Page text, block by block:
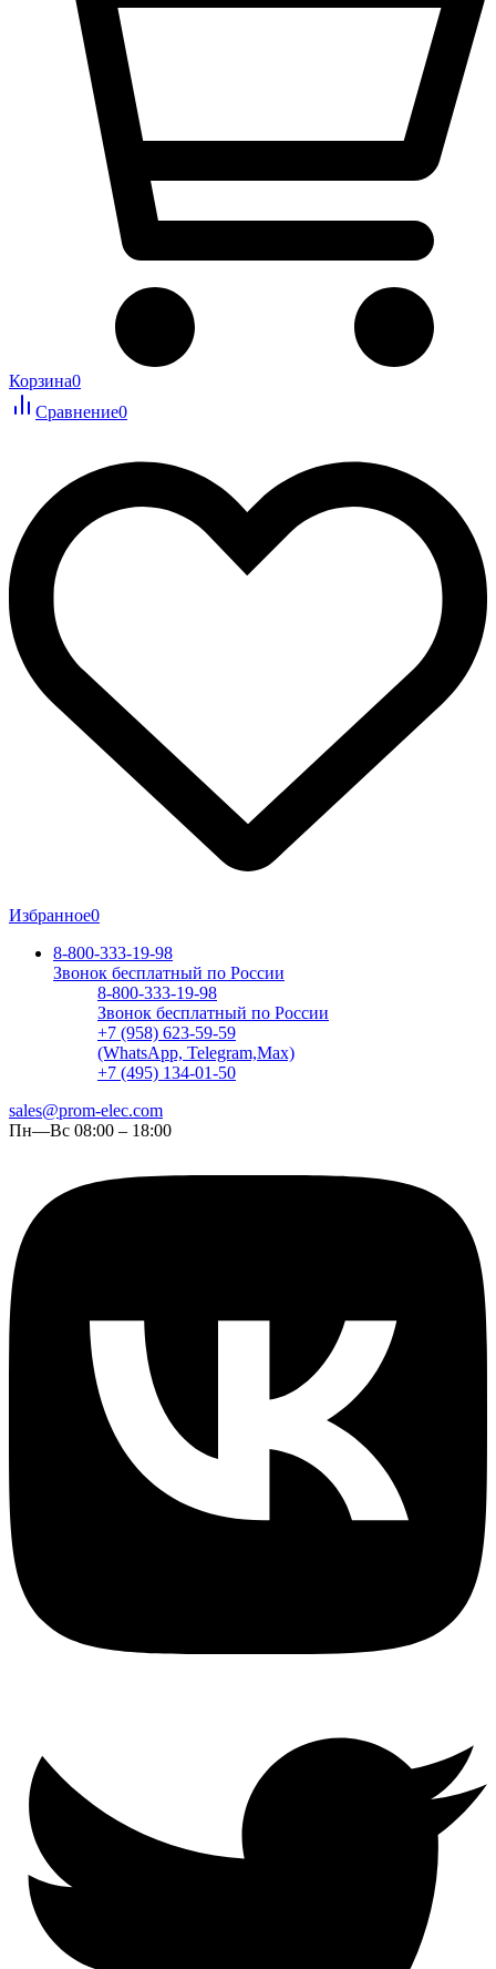
Корзина0
Сравнение0
Избранное0
8-800-333-19-98
Звонок бесплатный по России
8-800-333-19-98
Звонок бесплатный по России
+7 (958) 623-59-59
(WhatsApp, Telegram,Max)
+7 (495) 134-01-50
sales@prom-elec.com
Пн—Вс 08:00 – 18:00